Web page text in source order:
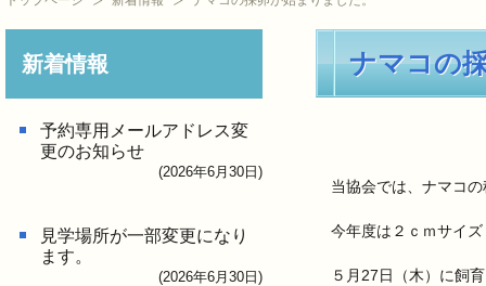
ナマコの
当協会では、ナマコ
今年度は２ｃｍサイ
５月27日（木）に飼
新着情報
予約専用メールアドレス変
更のお知らせ
(2026年6月30日)
見学場所が一部変更になり
ます。
(2026年6月30日)